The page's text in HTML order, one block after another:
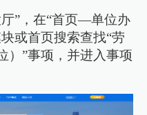
”，在“首页—单位办
或首页搜索查找“劳
）”事项，并进入事项